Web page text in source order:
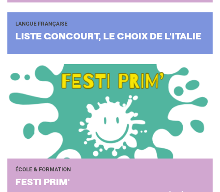
LANGUE FRANÇAISE
LISTE GON­COURT, LE CHOIX DE L'ITA­LIE
ÉCOLE & FORMATION
FESTI PRIM'